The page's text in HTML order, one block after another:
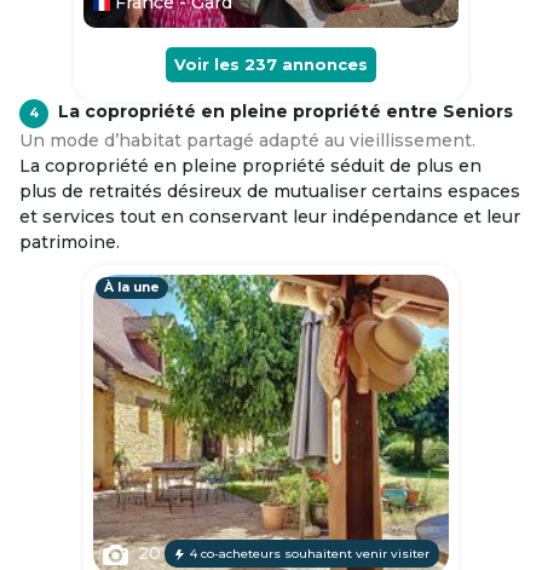
Voir les 237 annonces
4
La copropriété en pleine propriété entre Seniors
Un mode d’habitat partagé adapté au vieillissement.
La copropriété en pleine propriété séduit de plus en
plus de retraités désireux de mutualiser certains espaces
et services tout en conservant leur indépendance et leur
patrimoine.
À la une
20 4 co-acheteurs souhaitent venir visiter